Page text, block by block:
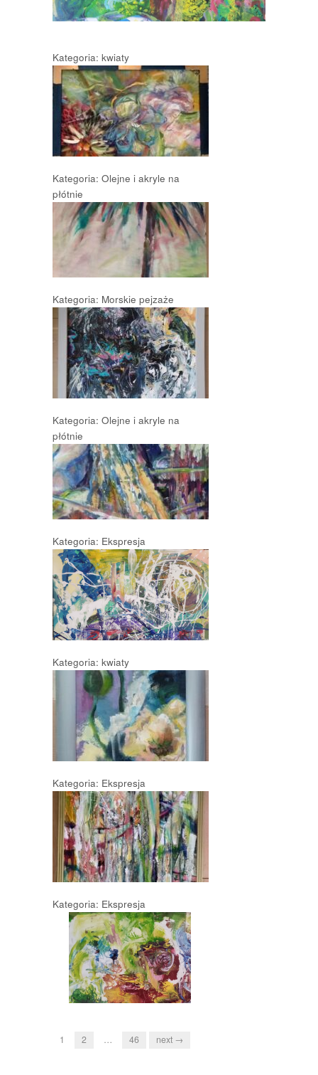
Kategoria: kwiaty
Kategoria: Olejne i akryle na
płótnie
Kategoria: Morskie pejzaże
Kategoria: Olejne i akryle na
płótnie
Kategoria: Ekspresja
Kategoria: kwiaty
Kategoria: Ekspresja
Kategoria: Ekspresja
1 2 … 46 next →